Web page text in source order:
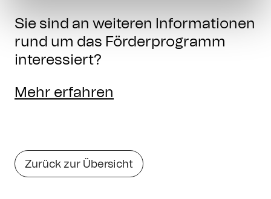
Sie sind an weiteren Informationen
rund um das Förderprogramm
interessiert?
Mehr erfahren
Zurück zur Übersicht